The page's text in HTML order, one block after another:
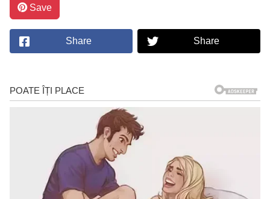
Save
Share Share